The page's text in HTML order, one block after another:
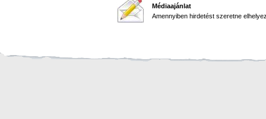
Médiaajánlat
Amennyiben hirdetést szeretne